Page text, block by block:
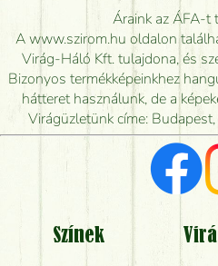
Meddig rendelhetek
Mennyire gyorsan tudják
mikor tudják
Vörös rózsát
Milyen visszajelzést
Tényleg azt kapom,
Mit kell tudni a
Áraink az ÁFA-t
A www.szirom.hu oldalon
Virág-Háló Kft. tulajdona, és
Bizonyos termékképeinkhez
hátteret használunk, de a
Virágüzletünk címe:
Színek